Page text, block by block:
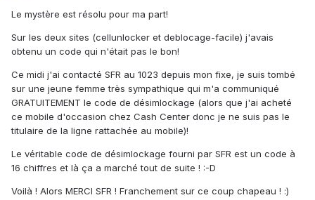
Le mystère est résolu pour ma part!
Sur les deux sites (cellunlocker et deblocage-facile) j'avais
obtenu un code qui n'était pas le bon!
Ce midi j'ai contacté SFR au 1023 depuis mon fixe, je suis tombé
sur une jeune femme très sympathique qui m'a communiqué
GRATUITEMENT le code de désimlockage (alors que j'ai acheté
ce mobile d'occasion chez Cash Center donc je ne suis pas le
titulaire de la ligne rattachée au mobile)!
Le véritable code de désimlockage fourni par SFR est un code à
16 chiffres et là ça a marché tout de suite ! :-D
Voilà ! Alors MERCI SFR ! Franchement sur ce coup chapeau ! :)